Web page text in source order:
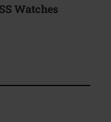
Watches